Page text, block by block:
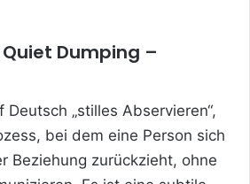
Dumping –
Deutsch „stilles Abservieren“,
bei dem eine Person sich
Beziehung zurückzieht, ohne